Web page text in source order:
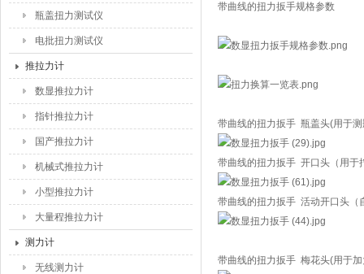
瓶盖扭力测试仪
电批扭力测试仪
推拉力计
数显推拉力计
指针推拉力计
国产推拉力计
机械式推拉力计
小型推拉力计
大量程推拉力计
测力计
无线测力计
带曲线的扭力扳手规格参数
带曲线的扭力扳手 瓶盖头(用于
带曲线的扭力扳手 开口头（用于
带曲线的扭力扳手 活动开口头（
带曲线的扭力扳手 梅花头(用于